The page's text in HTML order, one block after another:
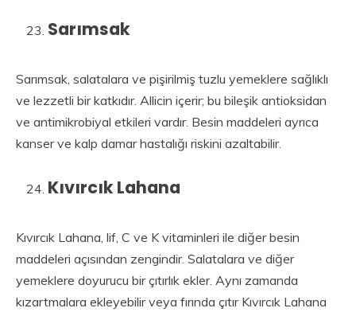
Sarımsak
Sarımsak, salatalara ve pişirilmiş tuzlu yemeklere sağlıklı
ve lezzetli bir katkıdır. Allicin içerir; bu bileşik antioksidan
ve antimikrobiyal etkileri vardır. Besin maddeleri ayrıca
kanser ve kalp damar hastalığı riskini azaltabilir.
Kıvırcık Lahana
Kıvırcık Lahana, lif, C ve K vitaminleri ile diğer besin
maddeleri açısından zengindir. Salatalara ve diğer
yemeklere doyurucu bir çıtırlık ekler. Aynı zamanda
kızartmalara ekleyebilir veya fırında çıtır Kıvırcık Lahana